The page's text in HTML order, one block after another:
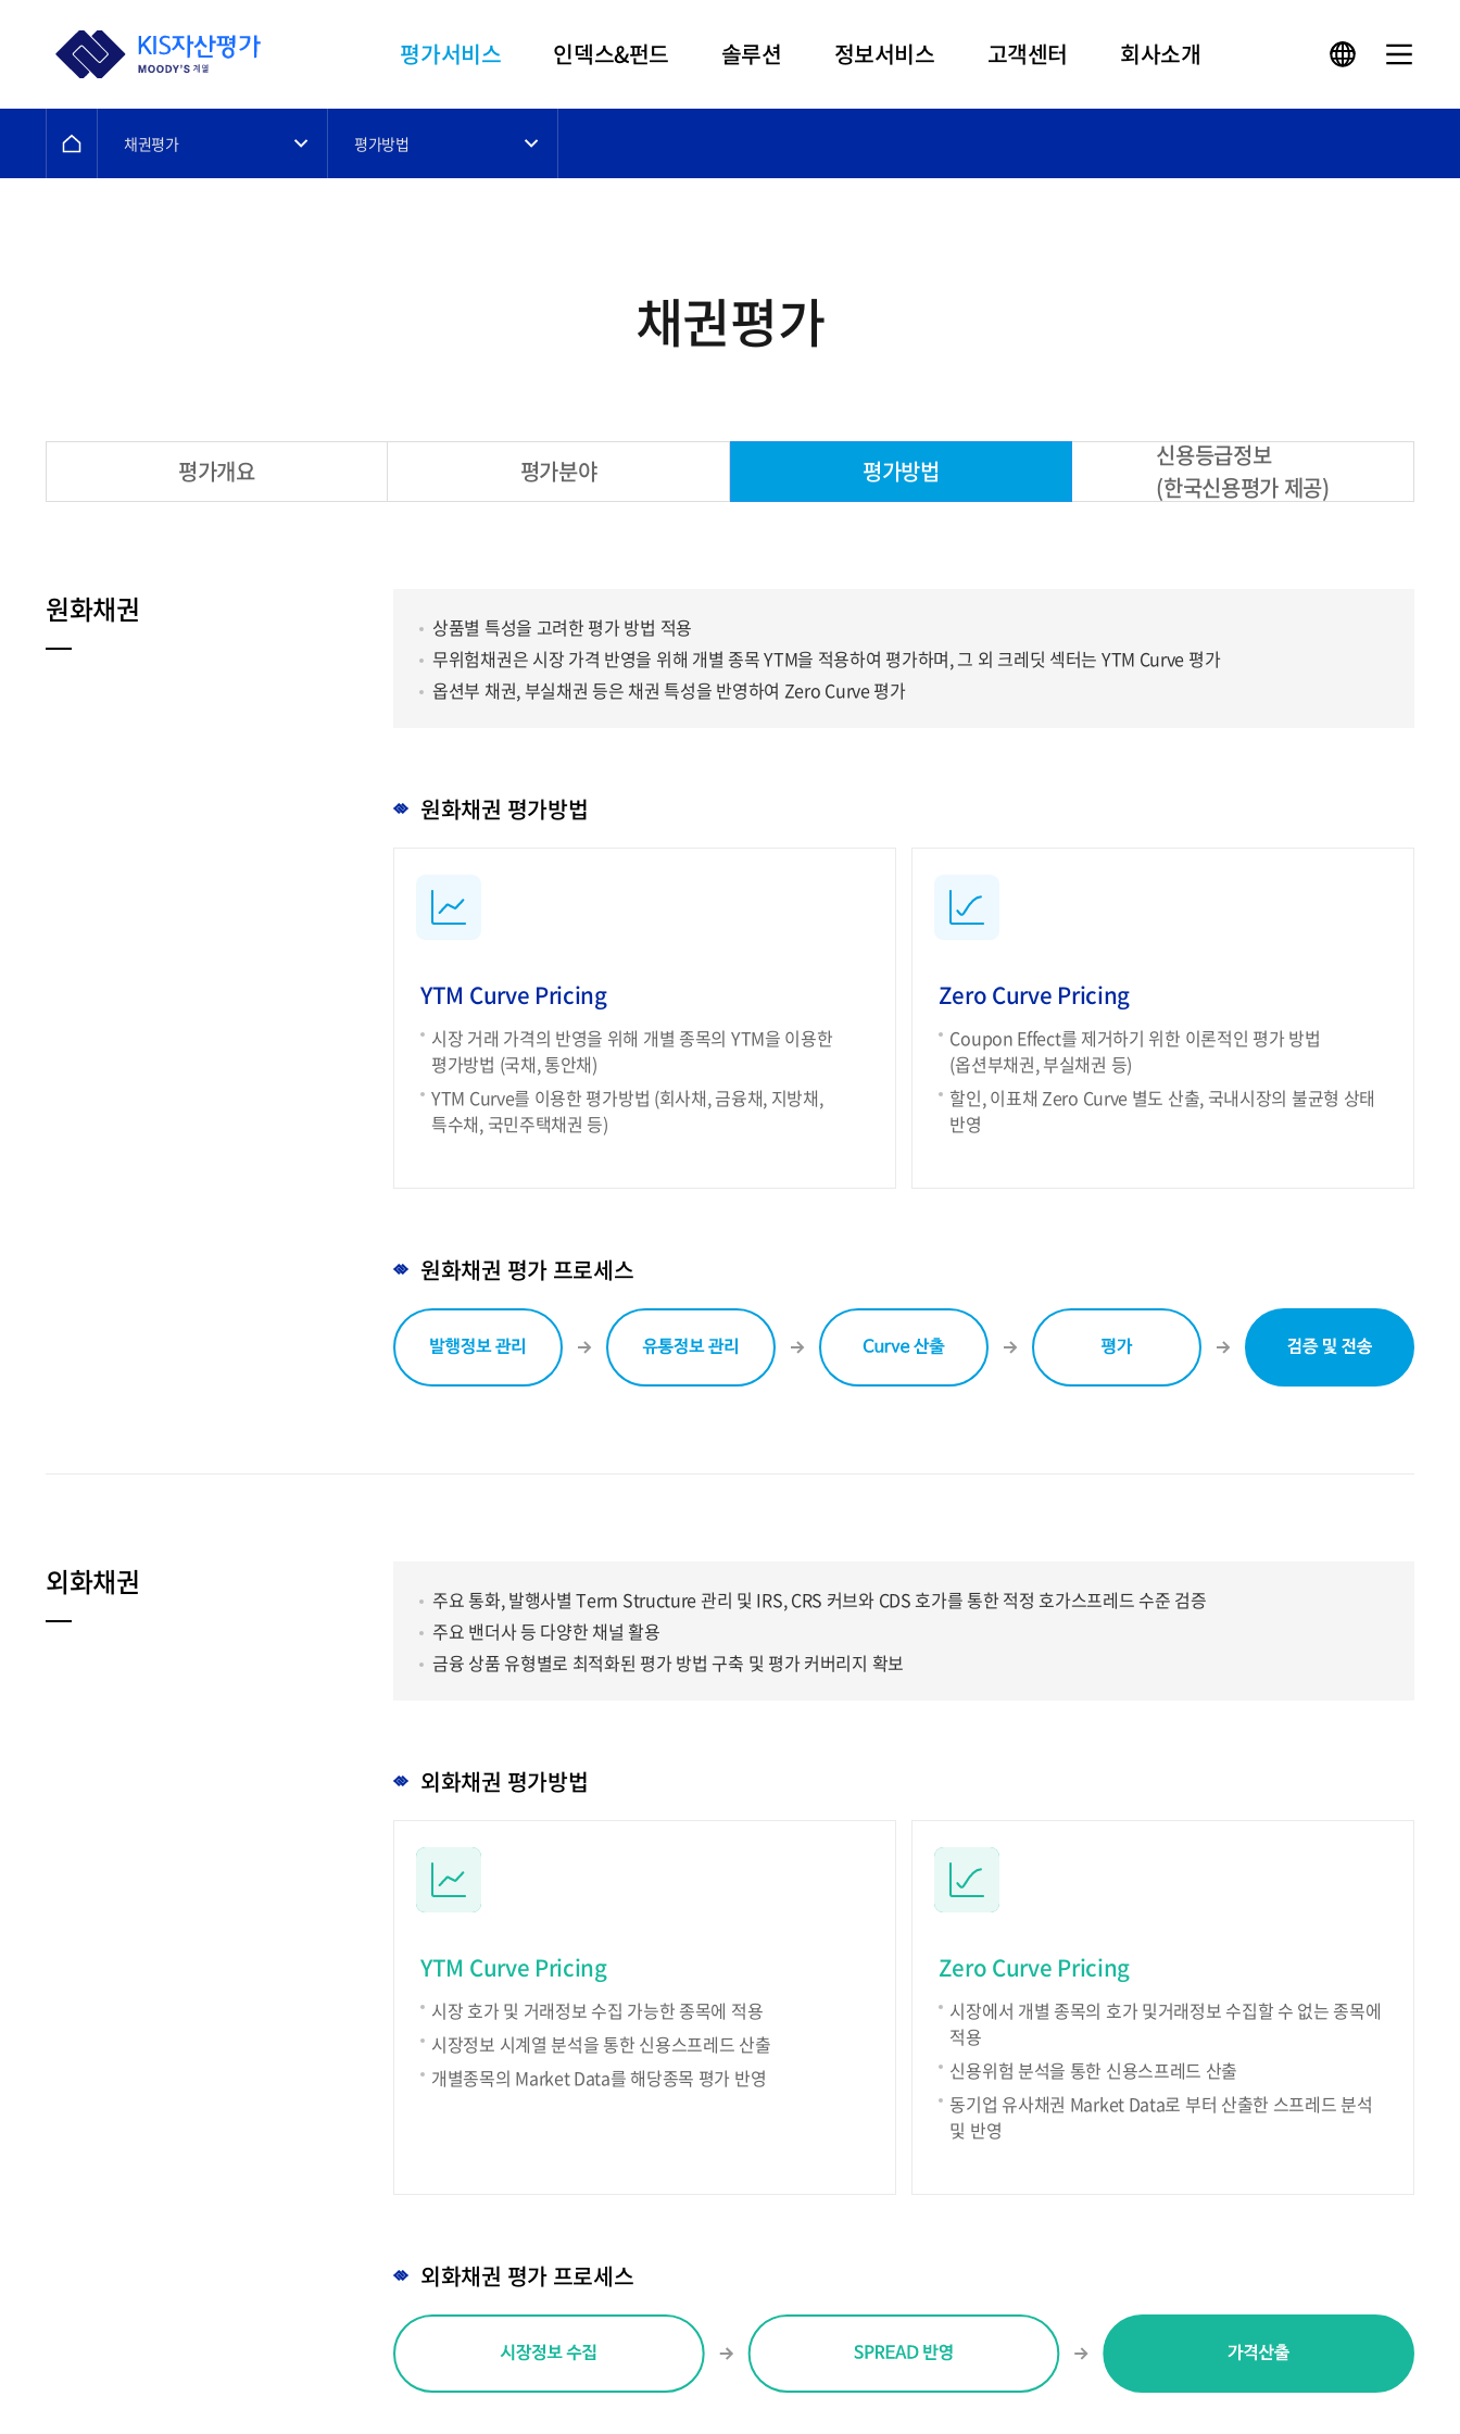
평가서비스 인덱스&펀드 솔루션 정보서비스 고객센터 회사소개
채권평가 평가방법
채권평가
평가개요 평가분야 평가방법
신용등급정보
(한국신용평가 제공)
원화채권
상품별 특성을 고려한 평가 방법 적용
무위험채권은 시장 가격 반영을 위해 개별 종목 YTM을 적용하여 평가하며, 그 외 크레딧 섹터는 YTM Curve 평가
옵션부 채권, 부실채권 등은 채권 특성을 반영하여 Zero Curve 평가
원화채권 평가방법
YTM Curve Pricing
시장 거래 가격의 반영을 위해 개별 종목의 YTM을 이용한
평가방법 (국채, 통안채)
YTM Curve를 이용한 평가방법 (회사채, 금융채, 지방채,
특수채, 국민주택채권 등)
Zero Curve Pricing
Coupon Effect를 제거하기 위한 이론적인 평가 방법
(옵션부채권, 부실채권 등)
할인, 이표채 Zero Curve 별도 산출, 국내시장의 불균형 상태
반영
원화채권 평가 프로세스
외화채권
주요 통화, 발행사별 Term Structure 관리 및 IRS, CRS 커브와 CDS 호가를 통한 적정 호가스프레드 수준 검증
주요 밴더사 등 다양한 채널 활용
금융 상품 유형별로 최적화된 평가 방법 구축 및 평가 커버리지 확보
외화채권 평가방법
YTM Curve Pricing
시장 호가 및 거래정보 수집 가능한 종목에 적용
시장정보 시계열 분석을 통한 신용스프레드 산출
개별종목의 Market Data를 해당종목 평가 반영
Zero Curve Pricing
시장에서 개별 종목의 호가 및거래정보 수집할 수 없는 종목에
적용
신용위험 분석을 통한 신용스프레드 산출
동기업 유사채권 Market Data로 부터 산출한 스프레드 분석
및 반영
외화채권 평가 프로세스